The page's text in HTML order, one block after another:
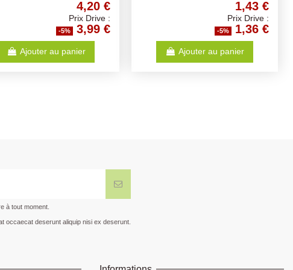
3,40 €
Prix Drive :
-5% 3,23 €
Ajouter au panier
4,26 €
Prix Drive :
-5% 4,05 €
Ajouter au panier
à tout moment.
occaecat deserunt aliquip nisi ex deserunt.